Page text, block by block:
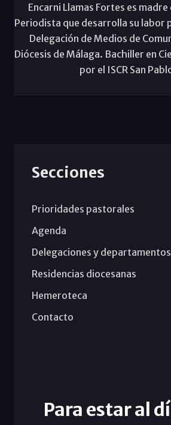
Encarni Llamas Fortes es
Periodista que desarrolla su labor
Delegación de Medios de
Diócesis de Málaga. Bachiller en
por el ISCR San
Secciones
Prioridades pastorales
Agenda
Delegaciones y departamentos
Residencias diocesanas
Hemeroteca
Contacto
Para estar al